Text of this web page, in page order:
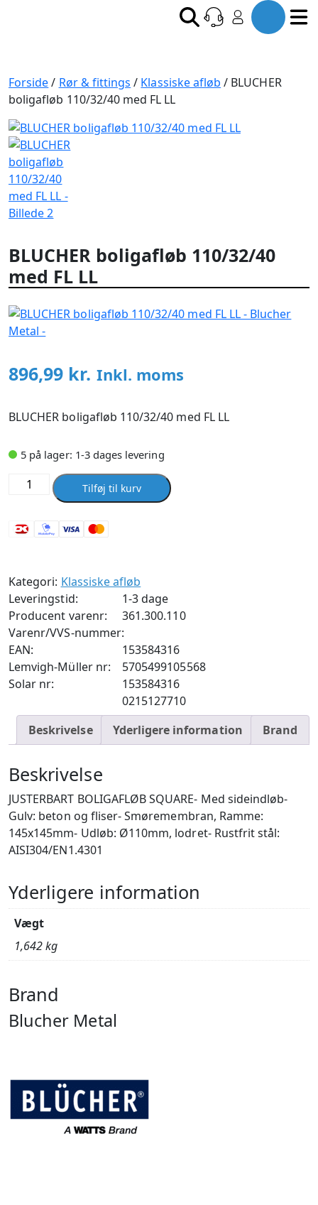
Forside/ Rør & fittings / Klassiske afløb / BLUCHER
boligafløb 110/32/40 med FL LL
BLUCHER boligafløb 110/32/40
med FL LL
896,99 kr. Inkl. moms
BLUCHER boligafløb 110/32/40 med FL LL
5 på lager: 1-3 dages levering
BLUCHER
boligafløb
med
antal
Tilføj til kurv
Kategori: Klassiske afløb
Leveringstid:
1-3 dage
Producent varenr:
361.300.110
Varenr/VVS-nummer:
153584316
EAN:
5705499105568
Lemvigh-Müller nr:
153584316
Solar nr:
0215127710
Beskrivelse
Yderligere information Brand
Beskrivelse
JUSTERBART BOLIGAFLØB SQUARE- Med sideindløb-
Gulv: beton og fliser- Smøremembran, Ramme:
145x145mm- Udløb: Ø110mm, lodret- Rustfrit stål:
AISI304/EN1.4301
Yderligere information
Vægt
1,642 kg
Brand
Blucher Metal